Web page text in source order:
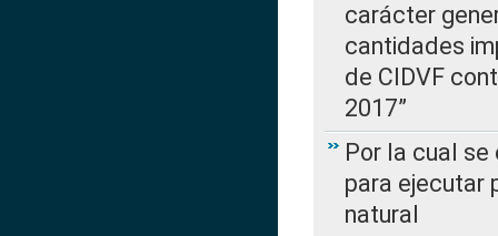
carácter
cantidades
de CIDVF
2017”
Por la cual
para ejecutar
natural